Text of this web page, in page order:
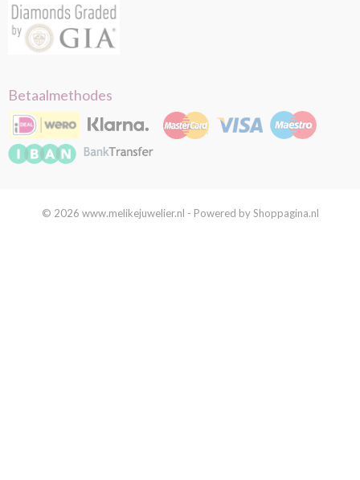
Betaalmethodes
© 2026 www.melikejuwelier.nl - Powered by Shoppagina.nl